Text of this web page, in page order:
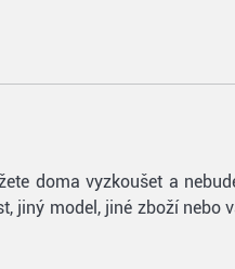
doma vyzkoušet a
jiný model, jiné zboží nebo